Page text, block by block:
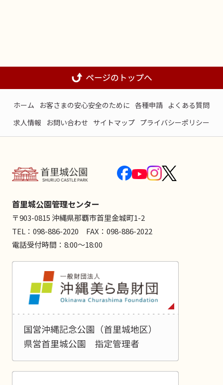
ホーム お客さまの安心安全のために 各種申請 よくある質問
求人情報
お問い合わせ サイトマップ プライバシーポリシー
首里城公園管理センター
〒903-0815 沖縄県那覇市首里金城町1-2
TEL：098-886-2020 FAX：098-886-2022
電話受付時間：8:00～18:00